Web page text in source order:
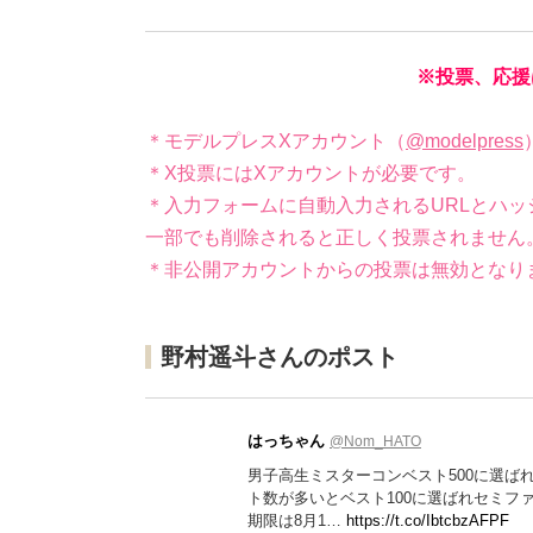
※投票、応援
＊モデルプレスXアカウント（@modelpress
＊X投票にはXアカウントが必要です。
＊入力フォームに自動入力されるURLとハッ
一部でも削除されると正しく投票されません
＊非公開アカウントからの投票は無効となり
野村遥斗さんのポスト
はっちゃん @Nom_HATO
男子高生ミスターコンベスト500に選ば
ト数が多いとベスト100に選ばれセミフ
期限は8月1… https://t.co/IbtcbzAFPF